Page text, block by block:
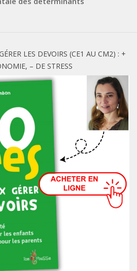
LES DEVOIRS (CE1 AU CM2) : +
– DE STRESS